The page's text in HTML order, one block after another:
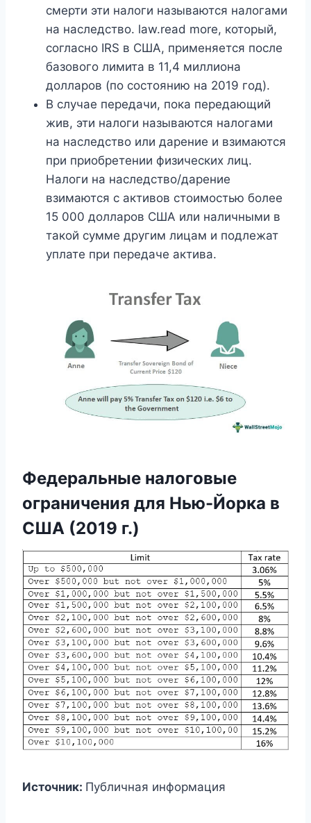
смерти эти налоги называются налогами
на наследство. law.read more, который,
согласно IRS в США, применяется после
базового лимита в 11,4 миллиона
долларов (по состоянию на 2019 год).
В случае передачи, пока передающий
жив, эти налоги называются налогами
на наследство или дарение и взимаются
при приобретении физических лиц.
Налоги на наследство/дарение
взимаются с активов стоимостью более
15 000 долларов США или наличными в
такой сумме другим лицам и подлежат
уплате при передаче актива.
Федеральные налоговые
ограничения для Нью-Йорка в
США (2019 г.)
Источник: Публичная информация